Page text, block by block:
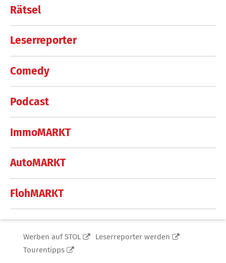
Rätsel
Leserreporter
Comedy
Podcast
ImmoMARKT
AutoMARKT
FlohMARKT
Werben auf STOL
Leserreporter werden
Tourentipps